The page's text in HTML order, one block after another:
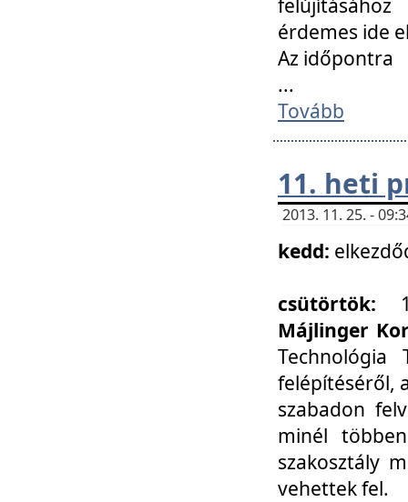
érdemes ide
Az időpontra
...
Tovább
11. heti
2013. 11. 25. -
kedd:
csütörtök:
Májlinger
Technológia
felépítéséről,
szabadon
minél
szakosztály
vehettek fel.